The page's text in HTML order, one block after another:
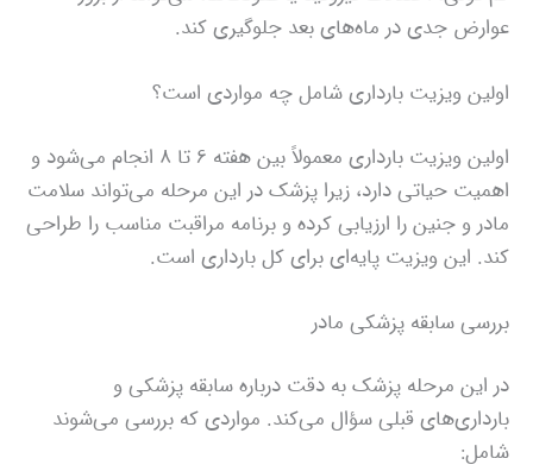
عوارض جدی در ماه‌های بعد جلوگیری کند.
اولین ویزیت بارداری شامل چه مواردی است؟
اولین ویزیت بارداری معمولاً بین هفته ۶ تا ۸ انجام می‌شود و
اهمیت حیاتی دارد، زیرا پزشک در این مرحله می‌تواند سلامت
مادر و جنین را ارزیابی کرده و برنامه مراقبت مناسب را طراحی
کند. این ویزیت پایه‌ای برای کل بارداری است.
بررسی سابقه پزشکی مادر
در این مرحله پزشک به دقت درباره سابقه پزشکی و
بارداری‌های قبلی سؤال می‌کند. مواردی که بررسی می‌شوند
شامل: